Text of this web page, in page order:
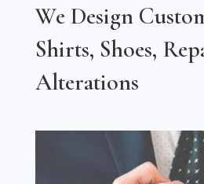
We Design
Shirts, Shoes,
Alterations